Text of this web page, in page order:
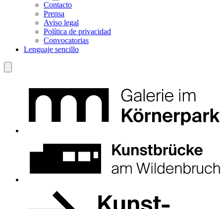
Contacto
Prensa
Aviso legal
Política de privacidad
Convocatorias
Lenguaje sencillo